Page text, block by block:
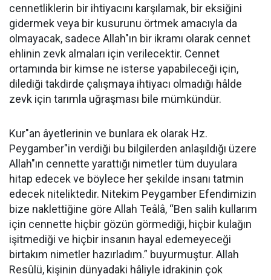
cennetliklerin bir ihtiyacını karşılamak, bir eksiğini
gidermek veya bir kusurunu örtmek amacıyla da
olmayacak, sadece Allah"ın bir ikramı olarak cennet
ehlinin zevk almaları için verilecektir. Cennet
ortamında bir kimse ne isterse yapabileceği için,
dilediği takdirde çalışmaya ihtiyacı olmadığı hâlde
zevk için tarımla uğraşması bile mümkündür.
Kur"an âyetlerinin ve bunlara ek olarak Hz.
Peygamber"in verdiği bu bilgilerden anlaşıldığı üzere
Allah"ın cennette yarattığı nimetler tüm duyulara
hitap edecek ve böylece her şekilde insanı tatmin
edecek niteliktedir. Nitekim Peygamber Efendimizin
bize naklettiğine göre Allah Teâlâ, “Ben salih kullarım
için cennette hiçbir gözün görmediği, hiçbir kulağın
işitmediği ve hiçbir insanın hayal edemeyeceği
birtakım nimetler hazırladım.” buyurmuştur. Allah
Resûlü, kişinin dünyadaki hâliyle idrakinin çok